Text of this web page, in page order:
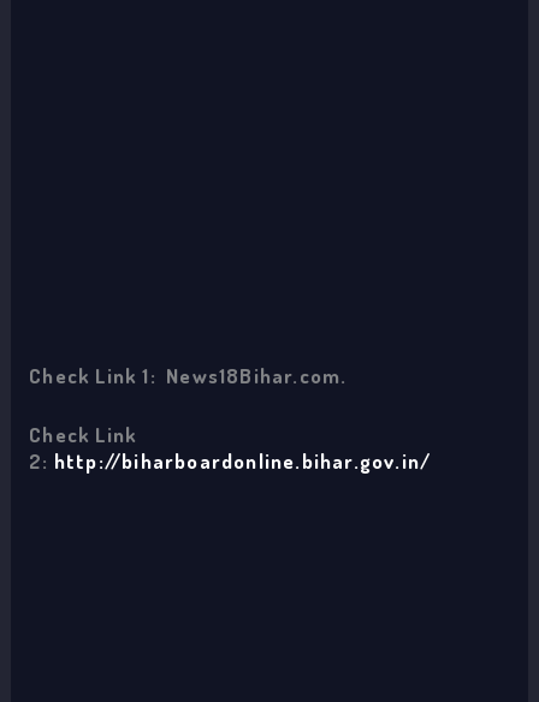
Check Link 1: News18Bihar.com.
Check Link
2: http://biharboardonline.bihar.gov.in/